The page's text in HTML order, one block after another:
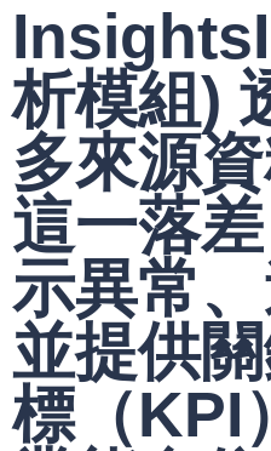
析模組)
多來源
這一落
示異常
並提供
標（KPI